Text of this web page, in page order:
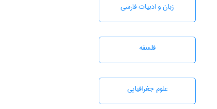
زبان و ادبيات فارسی
فلسفه
علوم جغرافيايی